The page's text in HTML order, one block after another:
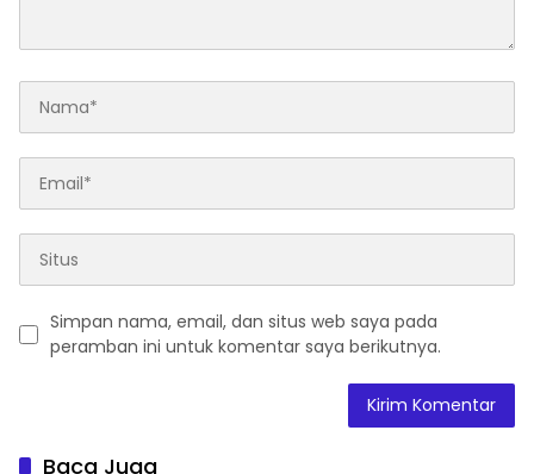
Simpan nama, email, dan situs web saya pada
peramban ini untuk komentar saya berikutnya.
Baca Juga